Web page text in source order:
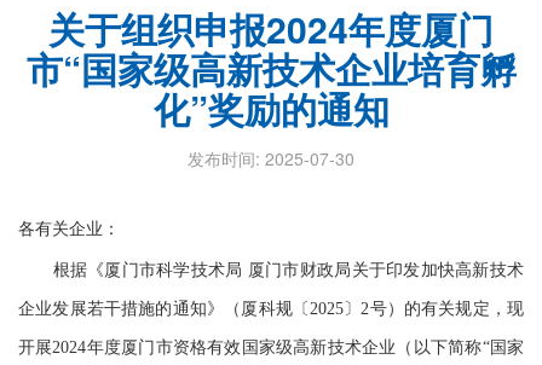
关于组织申报2024年度厦门
市“国家级高新技术企业培育孵
化”奖励的通知
发布时间: 2025-07-30
各有关企业：
根据《厦门市科学技术局 厦门市财政局关于印发加快高新技术
企业发展若干措施的通知》（厦科规〔2025〕2号）的有关规定，现
开展2024年度厦门市资格有效国家级高新技术企业（以下简称“国家